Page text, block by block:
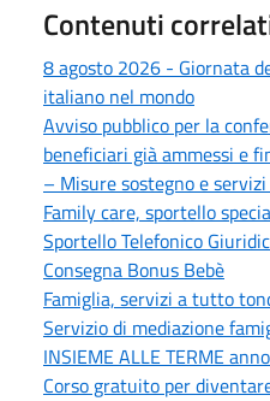
Contenuti
8 agosto 2026 - Giornata
italiano nel mondo
Avviso pubblico per la
beneficiari già ammessi e
– Misure sostegno e
Family care, sportello
Sportello Telefonico
Consegna Bonus Bebè
Famiglia, servizi a tutto
Servizio di mediazione
INSIEME ALLE TERME
Corso gratuito per